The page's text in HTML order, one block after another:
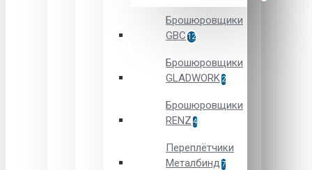
Брошюровщики
GBC 12
Брошюровщики
GLADWORK 2
Брошюровщики
RENZ 4
Переплётчики
Металбинд 7